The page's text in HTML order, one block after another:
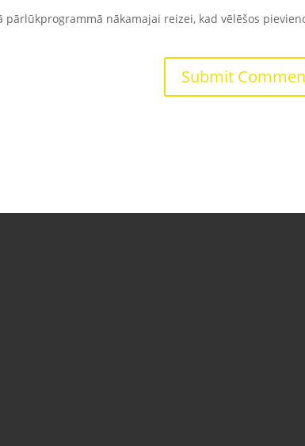
nākamajai reizei, kad vēlēšos